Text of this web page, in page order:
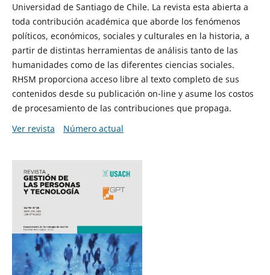
Universidad de Santiago de Chile. La revista esta abierta a
toda contribución académica que aborde los fenómenos
políticos, económicos, sociales y culturales en la historia, a
partir de distintas herramientas de análisis tanto de las
humanidades como de las diferentes ciencias sociales.
RHSM proporciona acceso libre al texto completo de sus
contenidos desde su publicación on-line y asume los costos
de procesamiento de las contribuciones que propaga.
Ver revista
Número actual